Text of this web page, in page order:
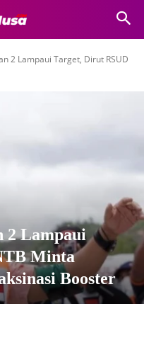
2 Lampaui Target, Dirut RSUD
2 Lampaui
Minta
Booster